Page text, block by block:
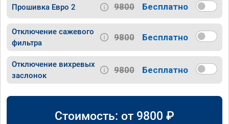
Прошивка Евро 2 9800 Бесплатно
Отключение сажевого
фильтра
9800 Бесплатно
Отключение вихревых
заслонок
9800 Бесплатно
Стоимость: от 9800 ₽